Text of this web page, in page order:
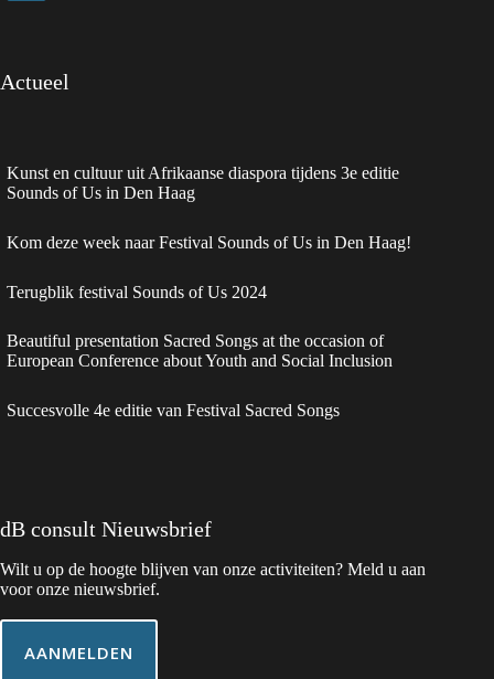
Actueel
Kunst en cultuur uit Afrikaanse diaspora tijdens 3e editie
Sounds of Us in Den Haag
Kom deze week naar Festival Sounds of Us in Den Haag!
Terugblik festival Sounds of Us 2024
Beautiful presentation Sacred Songs at the occasion of
European Conference about Youth and Social Inclusion
Succesvolle 4e editie van Festival Sacred Songs
dB consult Nieuwsbrief
Wilt u op de hoogte blijven van onze activiteiten? Meld u aan
voor onze nieuwsbrief.
AANMELDEN